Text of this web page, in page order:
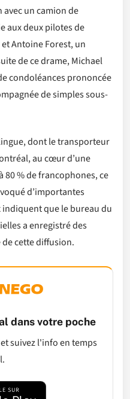
un camion de
aux deux pilotes de
Antoine Forest, un
de ce drame, Michael
condoléances prononcée
de simples sous-
dont le transporteur
au cœur d’une
80 % de francophones, ce
d’importantes
que le bureau du
a enregistré des
cette diffusion.
dans votre poche
suivez l'info en temps
SUR